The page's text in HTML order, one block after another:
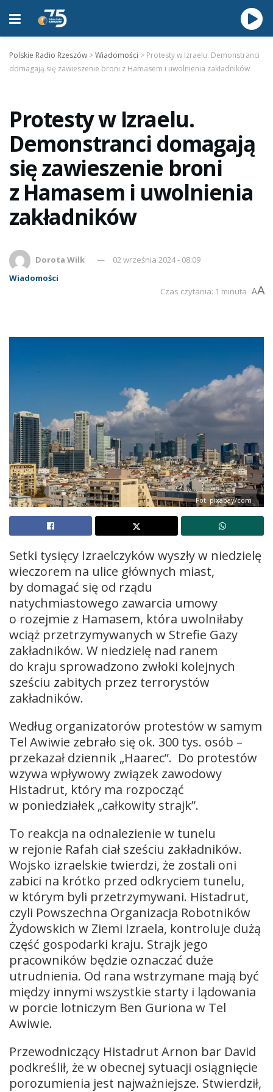
Polskie Radio Rzeszów >Wiadomości > Protesty w Izraelu. Demonstranci
domagają się zawieszenie broni z Hamasem i uwolnienia zakładników
Protesty w Izraelu.
Demonstranci domagają
się zawieszenie broni
z Hamasem i uwolnienia
zakładników
Dorota Wilk
02 września 2024 - 08:09
Wiadomości
Czas czytania: 1 minuta AA
Fot. pixabay/com
Setki tysięcy Izraelczyków wyszły w niedzielę
wieczorem na ulice głównych miast,
by domagać się od rządu
natychmiastowego zawarcia umowy
o rozejmie z Hamasem, która uwolniłaby
wciąż przetrzymywanych w Strefie Gazy
zakładników. W niedzielę nad ranem
do kraju sprowadzono zwłoki kolejnych
sześciu zabitych przez terrorystów
zakładników.
Według organizatorów protestów w samym
Tel Awiwie zebrało się ok. 300 tys. osób –
przekazał dziennik „Haarec”. Do protestów
wzywa wpływowy związek zawodowy
Histadrut, który ma rozpocząć
w poniedziałek „całkowity strajk”.
To reakcja na odnalezienie w tunelu
w rejonie Rafah ciał sześciu zakładników.
Wojsko izraelskie twierdzi, że zostali oni
zabici na krótko przed odkryciem tunelu,
w którym byli przetrzymywani. Histadrut,
czyli Powszechna Organizacja Robotników
Żydowskich w Ziemi Izraela, kontroluje dużą
część gospodarki kraju. Strajk jego
pracowników będzie oznaczać duże
utrudnienia. Od rana wstrzymane mają być
między innymi wszystkie starty i lądowania
w porcie lotniczym Ben Guriona w Tel
Awiwie.
Przewodniczący Histadrut Arnon bar David
podkreślił, że w obecnej sytuacji osiągnięcie
porozumienia jest najważniejsze. Stwierdził,